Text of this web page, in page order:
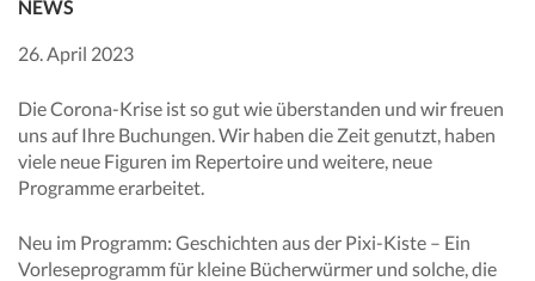
NEWS
26. April 2023
Die Corona-Krise ist so gut wie überstanden und wir freuen
uns auf Ihre Buchungen. Wir haben die Zeit genutzt, haben
viele neue Figuren im Repertoire und weitere, neue
Programme erarbeitet.
Neu im Programm: Geschichten aus der Pixi-Kiste – Ein
Vorleseprogramm für kleine Bücherwürmer und solche, die